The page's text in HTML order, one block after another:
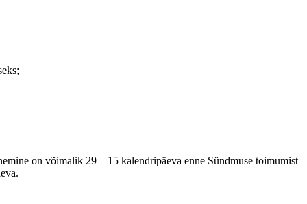
on võimalik 29 – 15 kalendripäeva enne Sündmuse toimumist